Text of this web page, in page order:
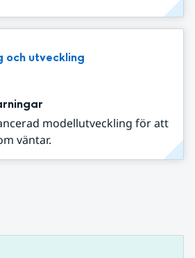
och utveckling
modellutveckling för att
väntar.